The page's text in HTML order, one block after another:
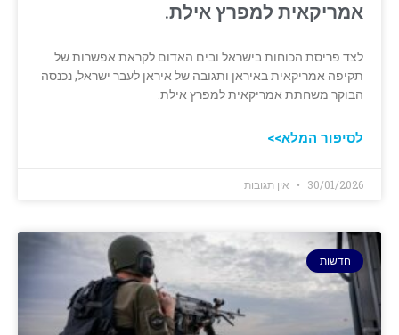
אמריקאית למפרץ אילת.
לצד פריסת הכוחות בישראל ובים האדום לקראת אפשרות של
תקיפה אמריקאית באיראן ותגובה של איראן לעבר ישראל, נכנסה
הבוקר משחתת אמריקאית למפרץ אילת.
לסיפור המלא>>
30/01/2026 אין תגובות
חדשות